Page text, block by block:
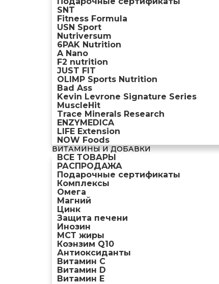
SNT
Fitness Formula
USN Sport
Nutriversum
6PAK Nutrition
A Nano
F2 nutrition
JUST FIT
OLIMP Sports Nutrition
Bad Ass
Kevin Levrone Signature Series
MuscleHit
Trace Minerals Research
ENZYMEDICA
LIFE Extension
NOW Foods
ВИТАМИНЫ И ДОБАВКИ
ВСЕ ТОВАРЫ
РАСПРОДАЖА
Подарочные сертификаты
Комплексы
Омега
Магний
Цинк
Защита печени
Инозин
МСТ жиры
Коэнзим Q10
Антиоксиданты
Витамин С
Витамин D
Витамин Е